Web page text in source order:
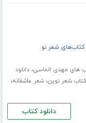
کتاب‌های شعر نو
،دانلود
کتاب شعر نوین،شعر عاشقانه،
دانلود کتاب